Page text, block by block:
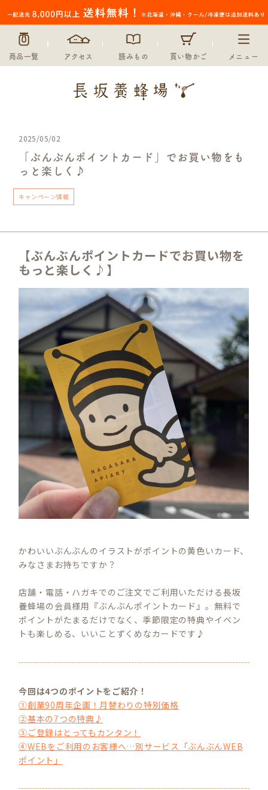
商品一覧 アクセス 読みもの 買い物かご メニュー
2025/05/02
「ぶんぶんポイントカード」でお買い物をも
っと楽しく♪
キャンペーン情報
【ぶんぶんポイントカードでお買い物を
もっと楽しく♪】
かわいいぶんぶんのイラストがポイントの黄色いカード、
みなさまお持ちですか？
店舗・電話・ハガキでのご注文でご利用いただける長坂
養蜂場の会員様用『ぶんぶんポイントカード』。無料で
ポイントがたまるだけでなく、季節限定の特典やイベン
トも楽しめる、いいことずくめなカードです♪
今回は4つのポイントをご紹介！
①創業90周年企画！月替わりの特別価格
②基本の7つの特典♪
③ご登録はとってもカンタン！
④WEBをご利用のお客様へ…別サービス「ぶんぶんWEB
ポイント」